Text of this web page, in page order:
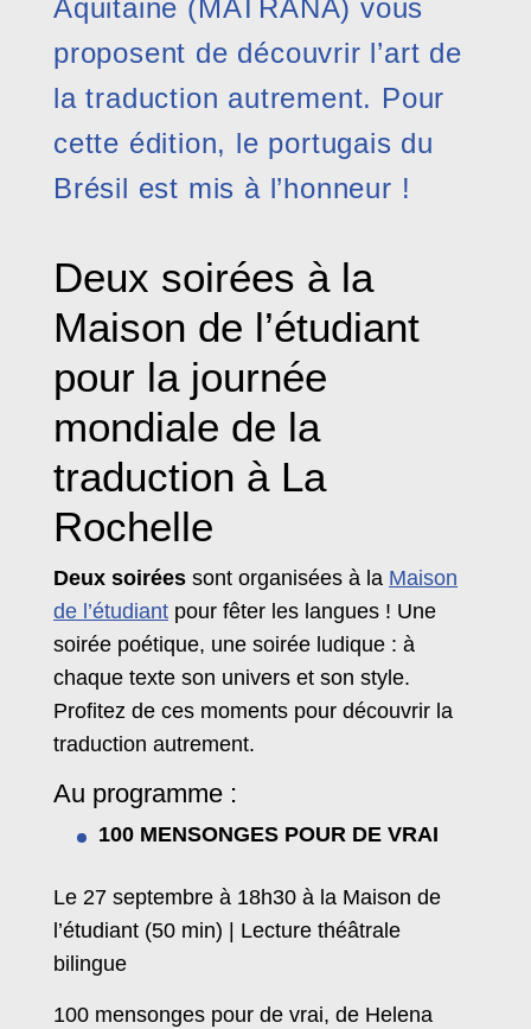
Aquitaine (MATRANA) vous
proposent de découvrir l’art de
la traduction autrement. Pour
cette édition, le portugais du
Brésil est mis à l’honneur !
Deux soirées à la
Maison de l’étudiant
pour la journée
mondiale de la
traduction à La
Rochelle
Deux soirées sont organisées à la Maison
de l’étudiant pour fêter les langues ! Une
soirée poétique, une soirée ludique : à
chaque texte son univers et son style.
Profitez de ces moments pour découvrir la
traduction autrement.
Au programme :
100 MENSONGES POUR DE VRAI
Le 27 septembre à 18h30 à la Maison de
l’étudiant (50 min) | Lecture théâtrale
bilingue
100 mensonges pour de vrai, de Helena